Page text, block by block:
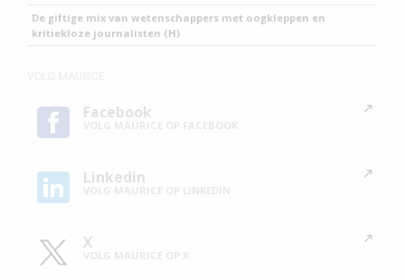
De giftige mix van wetenschappers met oogkleppen en
kritiekloze journalisten (H)
Facebook
Linkedin
X